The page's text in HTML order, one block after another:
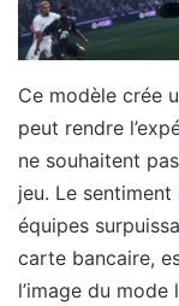
Ce modèle crée
peut rendre
ne souhaitent
jeu. Le
équipes
carte bancaire,
l’image du